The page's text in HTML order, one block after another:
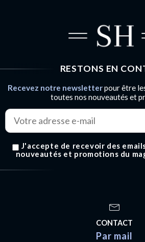
RESTONS EN
Recevez notre newsletterpour être
toutes nos nouveautés et
J'accepte de recevoir des
nouveautés et promotions du
CONTACT
Par mail